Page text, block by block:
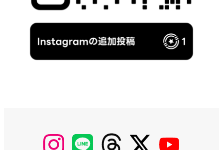
【Instagram】
MyKOBAKO
【LINE】 【threads】 【Twitter】